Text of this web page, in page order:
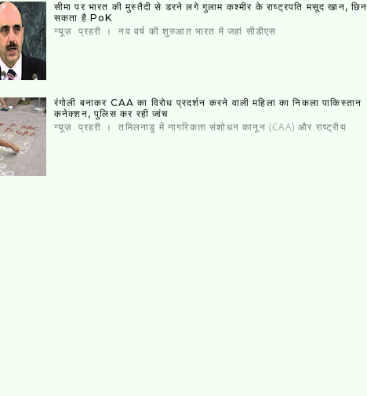
सीमा पर भारत की मुस्‍तैदी से डरने लगे गुलाम कश्‍मीर के राष्‍ट्रपति मसूद खान, छिन
सकता है PoK
न्यूज़ प्रहरी । नव वर्ष की शुरुआत भारत में जहां सीडीएस
रंगोली बनाकर CAA का विरोध प्रदर्शन करने वाली महिला का निकला पाकिस्‍तान
कनेक्‍शन, पुलिस कर रही जांच
न्यूज़ प्रहरी । तमिलनाडु में नागरिकता संशोधन कानून (CAA) और राष्ट्रीय